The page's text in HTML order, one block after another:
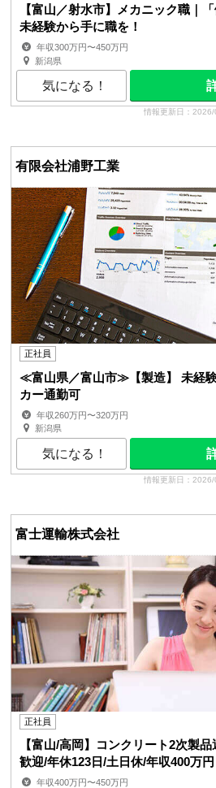
【富山／射水市】メカニック職｜
未経験から手に職を！
年収300万円〜450万円
新潟県
気になる！
情報更新日：
有限会社浦野工業
正社員
≪富山県／富山市≫【製造】 未経
カー通勤可
年収260万円〜320万円
新潟県
気になる！
情報更新日：
富士運輸株式会社
正社員
【富山/高岡】コンクリート2次製
歓迎/年休123日/土日休/年収400万円
年収400万円〜450万円